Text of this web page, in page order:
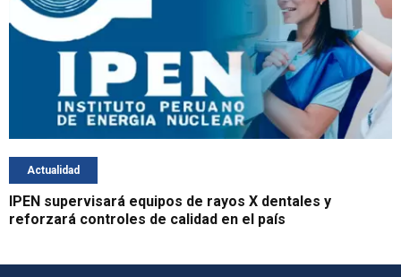
Actualidad
IPEN supervisará equipos de rayos X dentales y
reforzará controles de calidad en el país